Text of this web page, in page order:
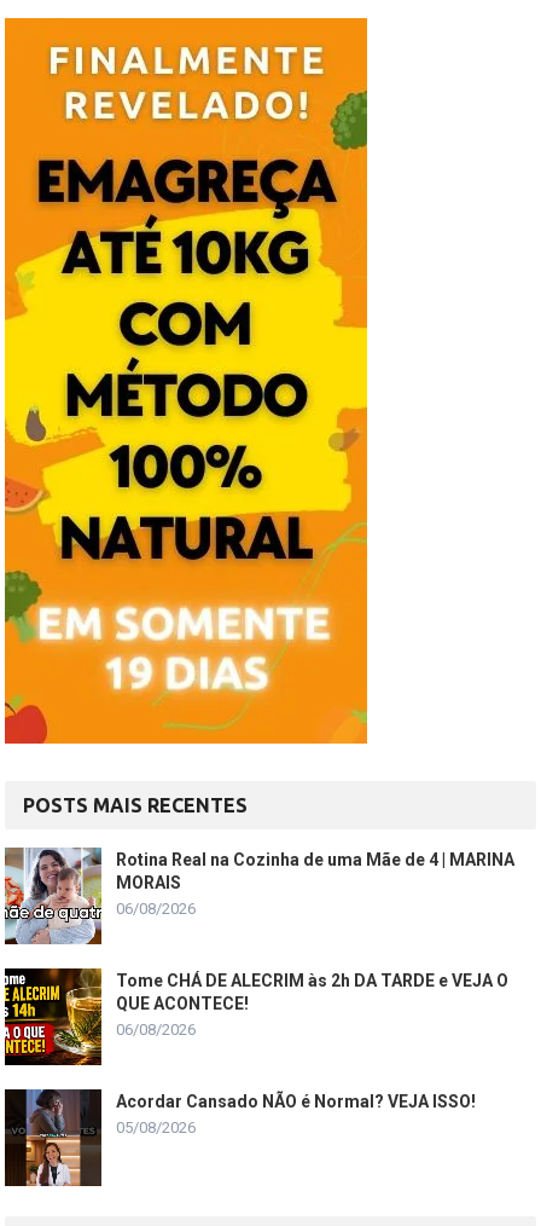
POSTS MAIS RECENTES
Rotina Real na Cozinha de uma Mãe de 4 | MARINA
MORAIS
06/08/2026
Tome CHÁ DE ALECRIM às 2h DA TARDE e VEJA O
QUE ACONTECE!
06/08/2026
Acordar Cansado NÃO é Normal? VEJA ISSO!
05/08/2026